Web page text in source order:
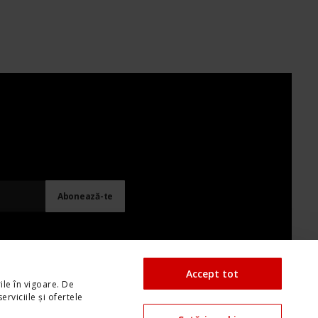
în vigoare. De
și ofertele
Accept tot